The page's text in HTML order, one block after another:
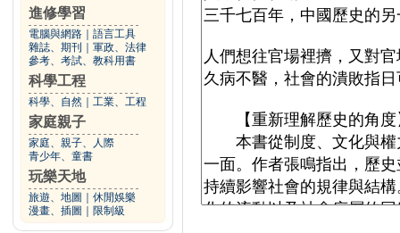
進修學習
電腦與網路
語言工具
雜誌、期刊
軍政、法律
參考、考試、教科用書
科學工程
科學、自然 工業、工程
家庭親子
家庭、親子、人際
青少年、童書
玩樂天地
旅遊、地圖
休閒娛樂
漫畫、插圖
限制級